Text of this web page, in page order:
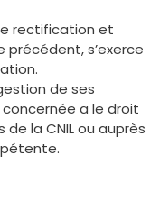
rectification et
s’exerce
de ses
a le droit
la CNIL ou auprès